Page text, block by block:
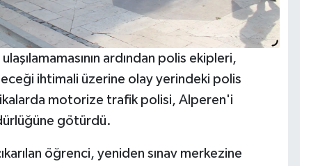
ardından polis ekipleri,
ihtimali üzerine olay yerindeki polis
motorize trafik polisi, Alperen'i
götürdü.
öğrenci, yeniden sınav merkezine